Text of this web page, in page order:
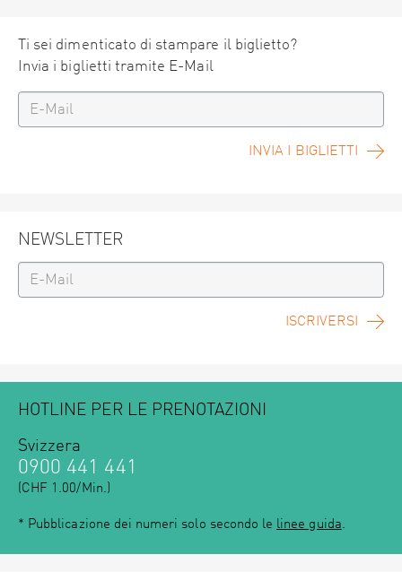
Ti sei dimenticato di stampare il biglietto?
Invia i biglietti tramite E-Mail
INVIA I BIGLIETTI
NEWSLETTER
ISCRIVERSI
HOTLINE PER LE PRENOTAZIONI
Svizzera
0900 441 441
(CHF 1.00/Min.)
* Pubblicazione dei numeri solo secondo le linee guida.